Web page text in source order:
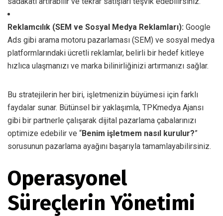
Reklamcılık (SEM ve Sosyal Medya Reklamları): Google
Ads gibi arama motoru pazarlaması (SEM) ve sosyal medya
platformlarındaki ücretli reklamlar, belirli bir hedef kitleye
hızlıca ulaşmanızı ve marka bilinirliğinizi artırmanızı sağlar.
Bu stratejilerin her biri, işletmenizin büyümesi için farklı
faydalar sunar. Bütünsel bir yaklaşımla, TPKmedya Ajansı
gibi bir partnerle çalışarak dijital pazarlama çabalarınızı
optimize edebilir ve “Benim işletmem nasıl kurulur?”
sorusunun pazarlama ayağını başarıyla tamamlayabilirsiniz.
Operasyonel
Süreçlerin Yönetimi